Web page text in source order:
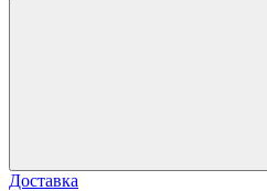
Доставка